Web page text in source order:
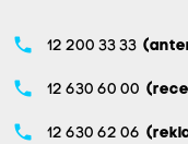
phone 12 200 33 33
phone 12 630 60 00
phone 12 630 62 06